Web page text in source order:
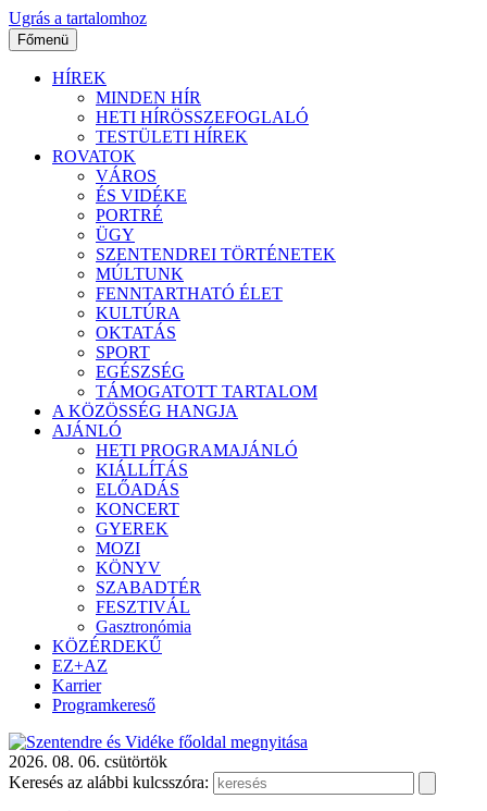
Ugrás a tartalomhoz
Főmenü
HÍREK
MINDEN HÍR
HETI HÍRÖSSZEFOGLALÓ
TESTÜLETI HÍREK
ROVATOK
VÁROS
ÉS VIDÉKE
PORTRÉ
ÜGY
SZENTENDREI TÖRTÉNETEK
MÚLTUNK
FENNTARTHATÓ ÉLET
KULTÚRA
OKTATÁS
SPORT
EGÉSZSÉG
TÁMOGATOTT TARTALOM
A KÖZÖSSÉG HANGJA
AJÁNLÓ
HETI PROGRAMAJÁNLÓ
KIÁLLÍTÁS
ELŐADÁS
KONCERT
GYEREK
MOZI
KÖNYV
SZABADTÉR
FESZTIVÁL
Gasztronómia
KÖZÉRDEKŰ
EZ+AZ
Karrier
Programkereső
2026. 08. 06. csütörtök
Keresés az alábbi kulcsszóra: